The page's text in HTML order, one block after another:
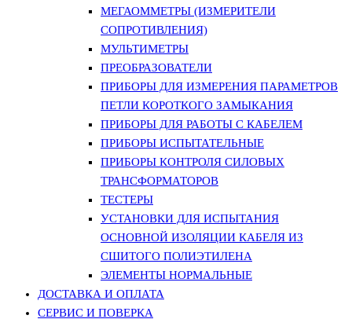
МЕГАОММЕТРЫ (ИЗМЕРИТЕЛИ
СОПРОТИВЛЕНИЯ)
МУЛЬТИМЕТРЫ
ПРЕОБРАЗОВАТЕЛИ
ПРИБОРЫ ДЛЯ ИЗМЕРЕНИЯ ПАРАМЕТРОВ
ПЕТЛИ КОРОТКОГО ЗАМЫКАНИЯ
ПРИБОРЫ ДЛЯ РАБОТЫ С КАБЕЛЕМ
ПРИБОРЫ ИСПЫТАТЕЛЬНЫЕ
ПРИБОРЫ КОНТРОЛЯ СИЛОВЫХ
ТРАНСФОРМАТОРОВ
ТЕСТЕРЫ
УСТАНОВКИ ДЛЯ ИСПЫТАНИЯ
ОСНОВНОЙ ИЗОЛЯЦИИ КАБЕЛЯ ИЗ
СШИТОГО ПОЛИЭТИЛЕНА
ЭЛЕМЕНТЫ НОРМАЛЬНЫЕ
ДОСТАВКА И ОПЛАТА
СЕРВИС И ПОВЕРКА